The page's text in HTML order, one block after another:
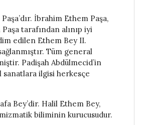
İbrahim Ethem Paşa,
tarafından alınıp iyi
edilen Ethem Bey II.
Tüm general
Padişah Abdülmecid’in
sanatlara ilgisi herkesçe
Bey’dir. Halil Ethem Bey,
biliminin kurucusudur.